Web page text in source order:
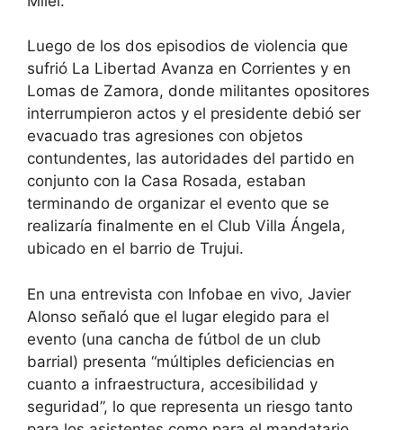
Luego de los dos episodios de violencia que
sufrió La Libertad Avanza en Corrientes y en
Lomas de Zamora, donde militantes opositores
interrumpieron actos y el presidente debió ser
evacuado tras agresiones con objetos
contundentes, las autoridades del partido en
conjunto con la Casa Rosada, estaban
terminando de organizar el evento que se
realizaría finalmente en el Club Villa Ángela,
ubicado en el barrio de Trujui.
En una entrevista con Infobae en vivo, Javier
Alonso señaló que el lugar elegido para el
evento (una cancha de fútbol de un club
barrial) presenta “múltiples deficiencias en
cuanto a infraestructura, accesibilidad y
seguridad”, lo que representa un riesgo tanto